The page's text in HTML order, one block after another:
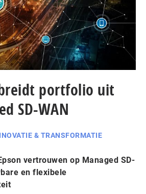
portfolio uit
SD-WAN
& TRANSFORMATIE
vertrouwen op Managed SD-
en flexibele